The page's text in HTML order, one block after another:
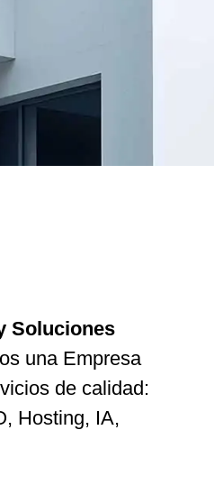
Soluciones
una Empresa
de calidad:
Hosting, IA,